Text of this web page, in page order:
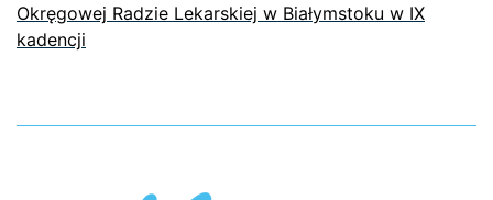
Okręgowej Radzie Lekarskiej w Białymstoku w IX
kadencji